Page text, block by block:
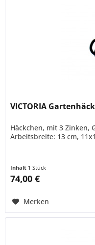
VICTORIA
Häckchen, mit 3 Zinken,
Arbeitsbreite: 13 cm,
Inhalt 1 Stück
74,00 €
Merken